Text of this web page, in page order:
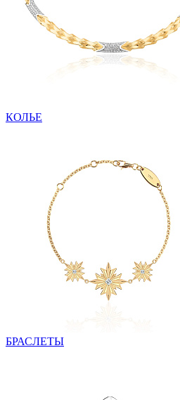
КОЛЬЕ
БРАСЛЕТЫ